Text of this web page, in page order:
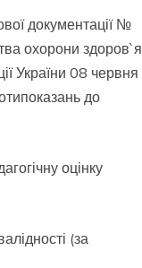
документації №
охорони здоров`я
України 08 червня
до
оцінку
(за